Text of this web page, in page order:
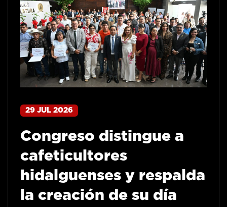
29 JUL 2026
Congreso distingue a
cafeticultores
hidalguenses y respalda
la creación de su día